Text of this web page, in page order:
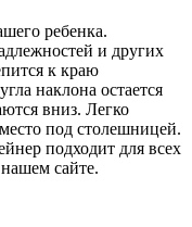
ребенка.
и других
к краю
наклона остается
вниз. Легко
под столешницей.
подходит для всех
сайте.